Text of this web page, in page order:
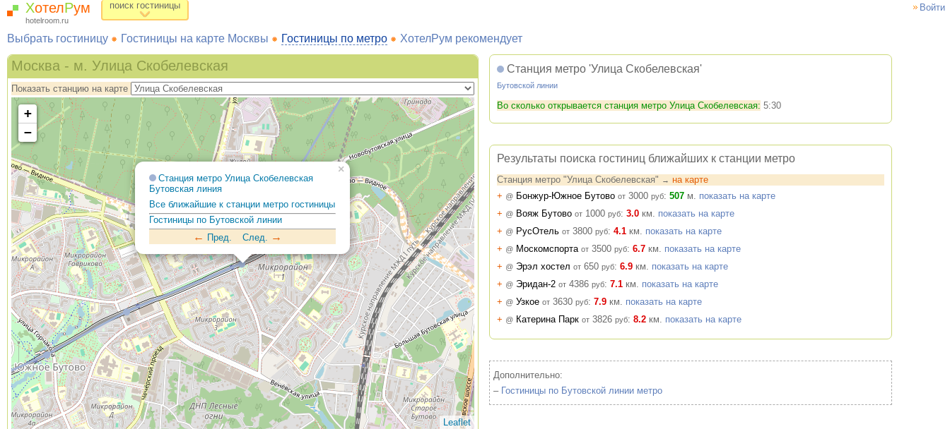
Войти
ХотелРум
hotelroom.ru
поиск гостиницы
Выбрать гостиницу Гостиницы на карте Москвы Гостиницы по метро ХотелРум рекомендует
Москва - м. Улица Скобелевская
Показать станцию на карте
Станция метро Улица Скобелевская
Бутовская линия
Все ближайшие к станции метро гостиницы
Гостиницы по Бутовской линии
← Пред. След. →
×
+
−
Leaflet
Станция метро 'Улица Скобелевская'
Бутовской линии
Во сколько открывается станция метро Улица Скобелевская: 5:30
Результаты поиска гостиниц ближайших к станции метро
Станция метро "Улица Скобелевская" → на карте
+ @ Бонжур-Южное Бутово от 3000 руб: 507 м. показать на карте
+ @ Вояж Бутово от 1000 руб: 3.0 км. показать на карте
+ @ РусОтель от 3800 руб: 4.1 км. показать на карте
+ @ Москомспорта от 3500 руб: 6.7 км. показать на карте
+ @ Эрэл хостел от 650 руб: 6.9 км. показать на карте
+ @ Эридан-2 от 4386 руб: 7.1 км. показать на карте
+ @ Узкое от 3630 руб: 7.9 км. показать на карте
+ @ Катерина Парк от 3826 руб: 8.2 км. показать на карте
Дополнительно:
– Гостиницы по Бутовской линии метро